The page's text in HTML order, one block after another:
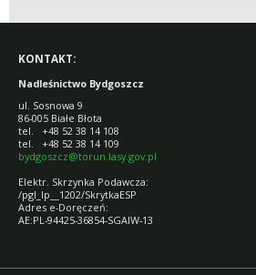
KONTAKT:
Nadleśnictwo Bydgoszcz
ul. Sosnowa 9
86-005 Białe Błota
tel. +48 52 38 14 108
tel. +48 52 38 14 109
bydgoszcz@torun.lasy.gov.pl
Elektr. Skrzynka Podawcza:
/pgl_lp__1202/SkrytkaESP
Adres e-Doręczeń:
AE:PL-94425-36854-SGAIW-13